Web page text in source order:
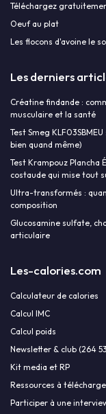
Téléchargez
Oeuf au plat
Les flocons d'avoine le
Les derniers
Créatine findande :
musculaire et la santé
Test Smeg
bien quand même)
Test Krampouz Plancha
costaude qui mise tout
Ultra-transformés :
composition
Glucosamine sulfate,
articulaire
Les-calories.com
Calculateur de calories
Calcul IMC
Calcul poids
Newsletter & club (264
Kit media et RP
Ressources à
Participer à une